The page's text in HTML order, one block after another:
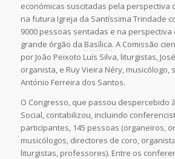
económicas suscitadas pela perspectiva
na futura Igreja da Santíssima Trindade
9000 pessoas sentadas e na
grande órgão da Basílica. A Comissão
por João Peixoto Luís Silva, liturgistas,
organista, e Ruy Vieira Néry, musicólogo,
António Ferreira dos Santos.
O Congresso, que passou despercebido
Social, contabilizou, incluindo
participantes, 145 pessoas (organeiros,
musicólogos, directores de coro,
liturgistas, professores). Entre os